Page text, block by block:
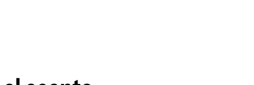
Suscribite x US$ 3,45